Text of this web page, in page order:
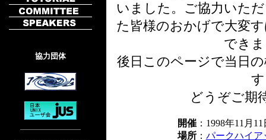
協力団体
いました。ご協力いた
た皆様のおかげで大変
でき
後日このページで当日
どうぞご期
開催：1998年11月
場所： パークハイア